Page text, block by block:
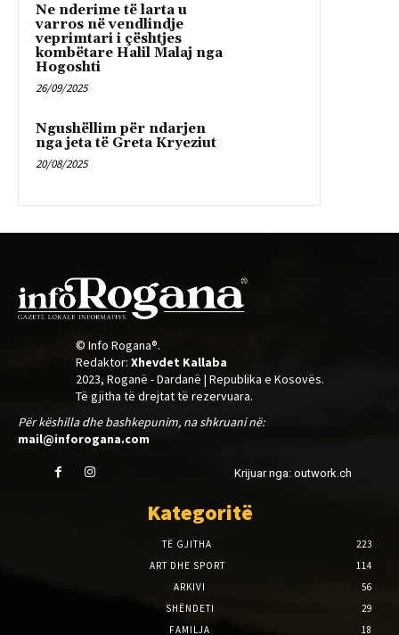
Ne nderime të larta u
varros në vendlindje
veprimtari i çështjes
kombëtare Halil Malaj nga
Hogoshti
26/09/2025
Ngushëllim për ndarjen
nga jeta të Greta Kryeziut
20/08/2025
© Info Rogana®.
Redaktor: Xhevdet Kallaba
2023, Roganë - Dardanë | Republika e Kosovës.
Të gjitha të drejtat të rezervuara.
Për këshilla dhe bashkepunim, na shkruani në:
mail@inforogana.com
Krijuar nga: outwork.ch
Kategoritë
TË GJITHA
223
ART DHE SPORT
114
ARKIVI
56
SHËNDETI
29
FAMILJA
18